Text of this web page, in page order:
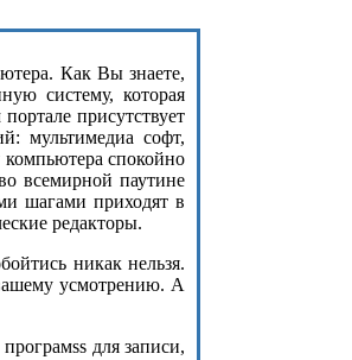
Как Вы знаете,
систему, которая
присутствует
мультимедиа софт,
спокойно
всемирной паутине
шагами приходят в
редакторы.
никак нельзя.
усмотрению. А
для записи,